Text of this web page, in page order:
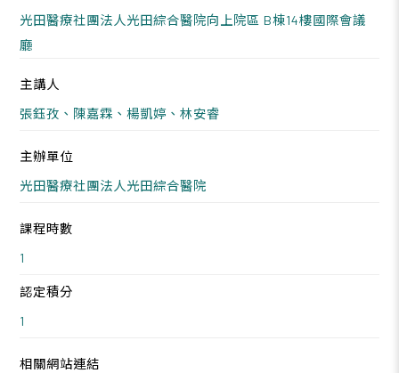
光田醫療社團法人光田綜合醫院向上院區 B棟14樓國際會議
廳
主講人
張鈺孜、陳嘉霖、楊凱婷、林安睿
主辦單位
光田醫療社團法人光田綜合醫院
課程時數
1
認定積分
1
相關網站連結